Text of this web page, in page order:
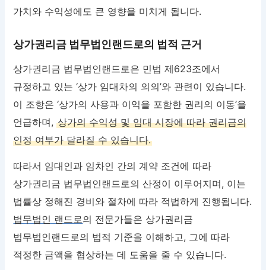
가치와 수익성에도 큰 영향을 미치게 됩니다.
상가권리금 법무법인랜드로의 법적 근거
상가권리금 법무법인랜드로은 민법 제623조에서
규정하고 있는 ‘상가 임대차의 의의’와 관련이 있습니다.
이 조항은 ‘상가의 사용과 이익을 포함한 권리의 이동’을
언급하며,상가의 수익성 및 임대 시장에 따라 권리금의
인정 여부가 달라질 수 있습니다.
따라서 임대인과 임차인 간의 계약 조건에 따라
상가권리금 법무법인랜드로의 산정이 이루어지며, 이는
법률상 정해진 경비와 절차에 따라 적법하게 진행됩니다.
법무법인 랜드로의 전문가들은 상가권리금
법무법인랜드로의 법적 기준을 이해하고, 그에 따라
적정한 금액을 협상하는 데 도움을 줄 수 있습니다.